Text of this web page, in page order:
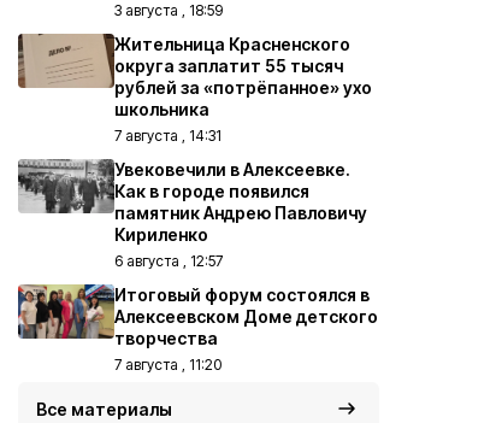
3 августа , 18:59
Жительница Красненского
округа заплатит 55 тысяч
рублей за «потрёпанное» ухо
школьника
7 августа , 14:31
Увековечили в Алексеевке.
Как в городе появился
памятник Андрею Павловичу
Кириленко
6 августа , 12:57
Итоговый форум состоялся в
Алексеевском Доме детского
творчества
7 августа , 11:20
Все материалы